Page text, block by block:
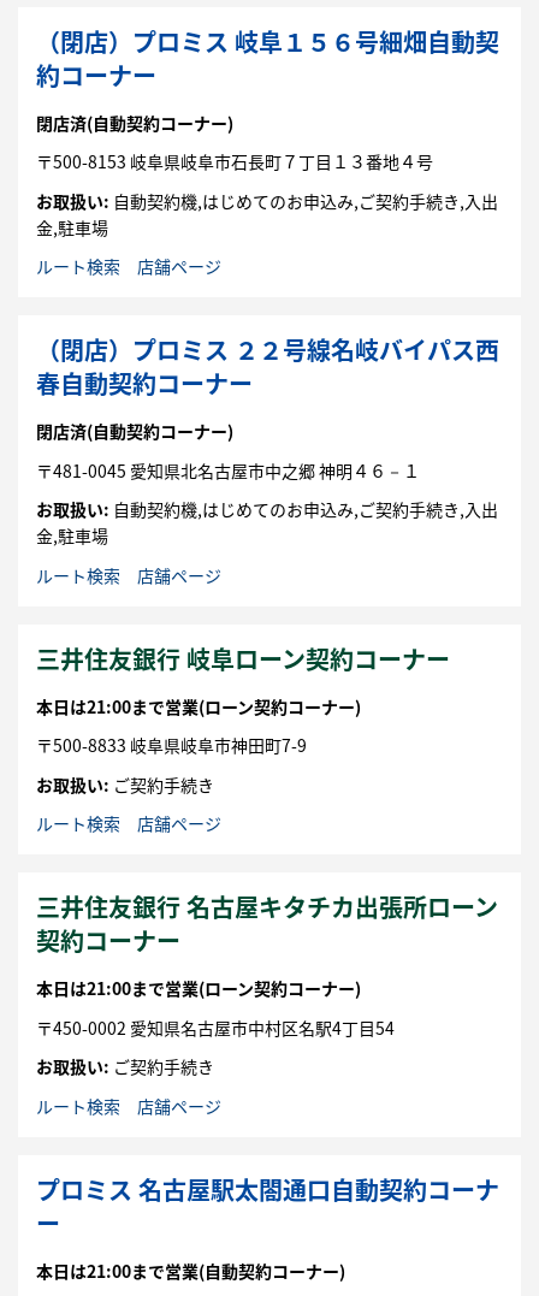
（閉店）プロミス 岐阜１５６号細畑自動契
約コーナー
閉店済(自動契約コーナー)
〒500-8153 岐阜県岐阜市石長町７丁目１３番地４号
お取扱い: 自動契約機,はじめてのお申込み,ご契約手続き,入出
金,駐車場
ルート検索
店舗ページ
（閉店）プロミス ２２号線名岐バイパス西
春自動契約コーナー
閉店済(自動契約コーナー)
〒481-0045 愛知県北名古屋市中之郷 神明４６－１
お取扱い: 自動契約機,はじめてのお申込み,ご契約手続き,入出
金,駐車場
ルート検索
店舗ページ
三井住友銀行 岐阜ローン契約コーナー
本日は21:00まで営業(ローン契約コーナー)
〒500-8833 岐阜県岐阜市神田町7-9
お取扱い: ご契約手続き
ルート検索
店舗ページ
三井住友銀行 名古屋キタチカ出張所ローン
契約コーナー
本日は21:00まで営業(ローン契約コーナー)
〒450-0002 愛知県名古屋市中村区名駅4丁目54
お取扱い: ご契約手続き
ルート検索
店舗ページ
プロミス 名古屋駅太閤通口自動契約コーナ
ー
本日は21:00まで営業(自動契約コーナー)